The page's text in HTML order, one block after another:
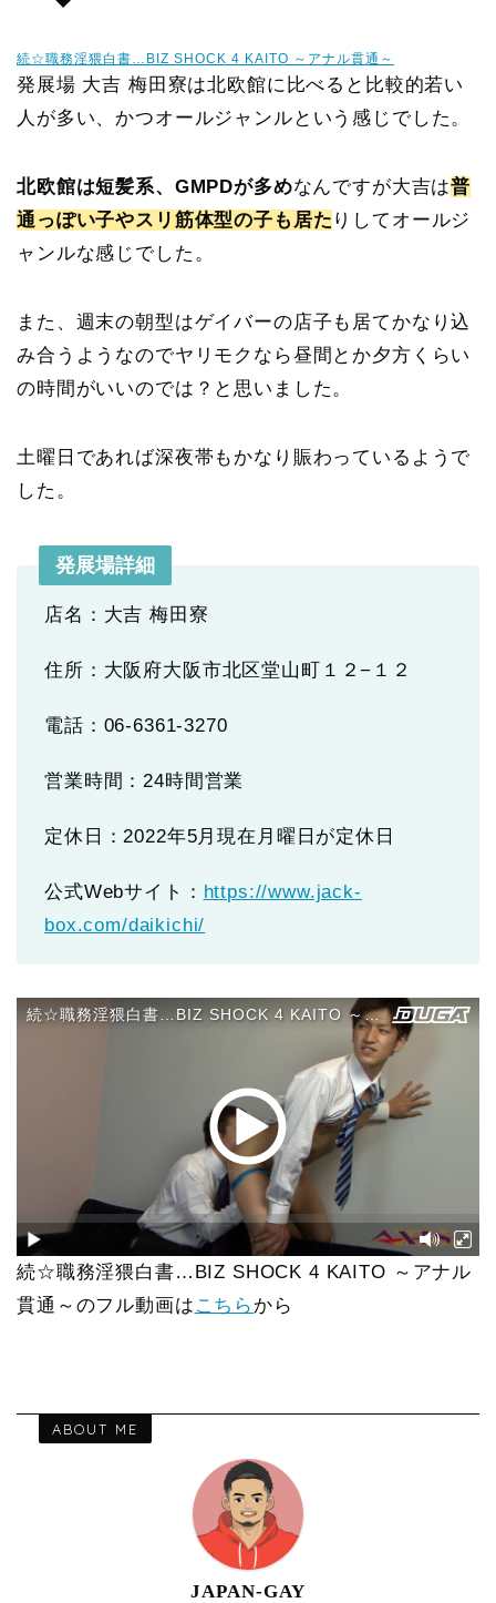
続☆職務淫猥白書…BIZ SHOCK 4 KAITO ～アナル貫通～
発展場 大吉 梅田寮は北欧館に比べると比較的若い
人が多い、かつオールジャンルという感じでした。
北欧館は短髪系、GMPDが多めなんですが大吉は普
通っぽい子やスリ筋体型の子も居た りしてオールジ
ャンルな感じでした。
また、週末の朝型はゲイバーの店子も居てかなり込
み合うようなのでヤリモクなら昼間とか夕方くらい
の時間がいいのでは？と思いました。
土曜日であれば深夜帯もかなり賑わっているようで
した。
発展場詳細
店名：大吉 梅田寮
住所：大阪府大阪市北区堂山町１２−１２
電話：06-6361-3270
営業時間：24時間営業
定休日：2022年5月現在月曜日が定休日
公式Webサイト： https://www.jack-
box.com/daikichi/
続☆職務淫猥白書…BIZ SHOCK 4 KAITO ～アナル
貫通～のフル動画は こちら から
ABOUT ME
JAPAN-GAY